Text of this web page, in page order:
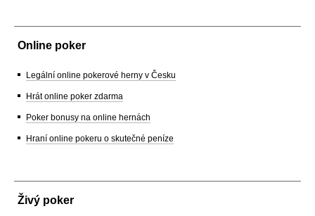
Online poker
Legální online pokerové herny v Česku
Hrát online poker zdarma
Poker bonusy na online hernách
Hraní online pokeru o skutečné peníze
Živý poker